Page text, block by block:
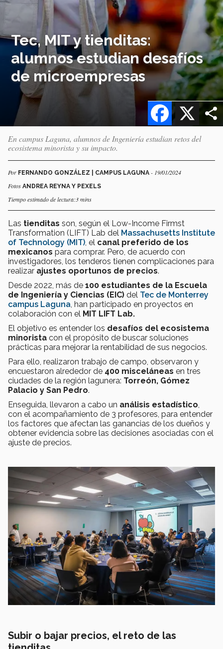
Tec, MIT y tienditas:
alumnos estudian desafíos
de microempresas
X
Facebook
En campus Laguna, alumnos de Ingeniería estudian retos del
ecosistema minorista y su impacto.
Por FERNANDO GONZÁLEZ | CAMPUS LAGUNA - 19/01/2024
Fotos ANDREA REYNA Y PEXELS
Tiempo estimado de lectura:3 mins
Las tienditas son, según el Low-Income Firmst
Transformation (LIFT) Lab del Massachusetts Institute
of Technology (MIT) , el canal preferido de los
mexicanos para comprar. Pero, de acuerdo con
investigadores, los tenderos tienen complicaciones para
realizar ajustes oportunos de precios.
Desde 2022, más de 100 estudiantes de la Escuela
de Ingeniería y Ciencias (EIC) del Tec de Monterrey
campus Laguna , han participado en proyectos en
colaboración con el MIT LIFT Lab.
El objetivo es entender los desafíos del ecosistema
minorista con el propósito de buscar soluciones
prácticas para mejorar la rentabilidad de sus negocios.
Para ello, realizaron trabajo de campo, observaron y
encuestaron alrededor de 400 misceláneas en tres
ciudades de la región lagunera: Torreón, Gómez
Palacio y San Pedro.
Enseguida, llevaron a cabo un análisis estadístico
con el acompañamiento de 3 profesores, para entender
los factores que afectan las ganancias de los dueños y
obtener evidencia sobre las decisiones asociadas con el
ajuste de precios.
Subir o bajar precios, el reto de las